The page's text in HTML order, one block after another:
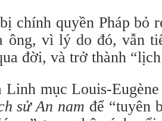
chính quyền Pháp bỏ
ông, vì lý do đó, vẫn
đời, và trở thành
sử An nam để “tuyên